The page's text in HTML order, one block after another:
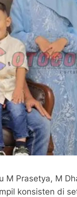
M Prasetya, M
konsisten di